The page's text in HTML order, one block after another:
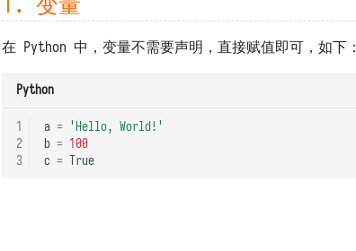
在 Python 中，变量不需要声明，直接赋值即可，如下：
Python
1
2
3
a =
'Hello, World!'
b = 100
c = True